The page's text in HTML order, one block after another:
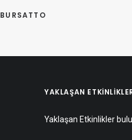
BURSATTO
YAKLAŞAN
Yaklaşan Etkinlikler